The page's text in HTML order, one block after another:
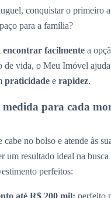
conquistar o primeiro
para a família?
encontrar facilmente a
de vida, o Meu Imóvel
praticidade e rapidez.
medida para cada
cabe no bolso e atende às
um resultado ideal na busca
perfeitos:
até R$ 200 mil: perfeito